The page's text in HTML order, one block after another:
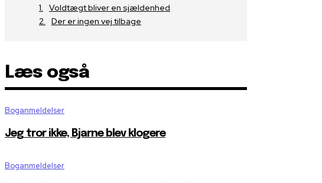
Voldtægt bliver en sjældenhed
Der er ingen vej tilbage
Læs også
Boganmeldelser
Jeg tror ikke, Bjarne blev klogere
Boganmeldelser